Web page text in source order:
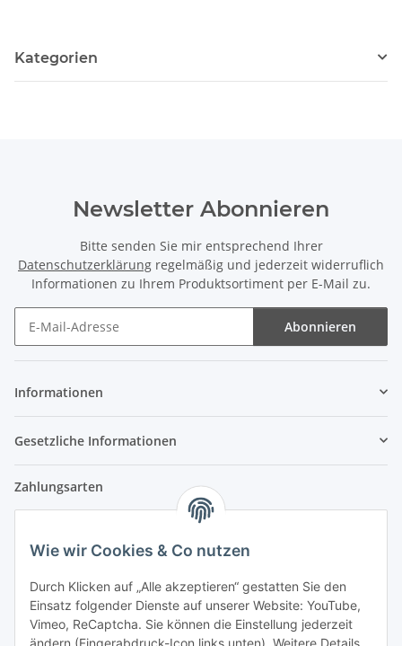
Wie wir Cookies & Co nutzen
Durch Klicken auf „Alle akzeptieren“ gestatten Sie den
Einsatz folgender Dienste auf unserer Website: YouTube,
Vimeo, ReCaptcha. Sie können die Einstellung jederzeit
Kategorien
Newsletter Abonnieren
Bitte senden Sie mir entsprechend Ihrer
Datenschutzerklärung regelmäßig und jederzeit widerruflich
Informationen zu Ihrem Produktsortiment per E-Mail zu.
Abonnieren
Informationen
Gesetzliche Informationen
Zahlungsarten
Versandpartner
Partner